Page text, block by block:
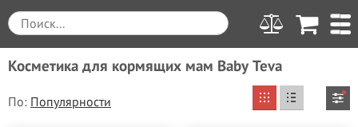
Косметика для кормящих мам Baby Teva
По: